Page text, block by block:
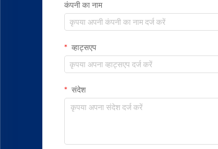
कंपनी का नाम
व्हाट्सएप
संदेश